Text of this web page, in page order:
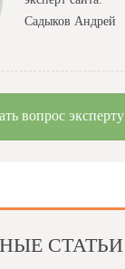
Садыков Андрей
вопрос эксперту
СТАТЬИ